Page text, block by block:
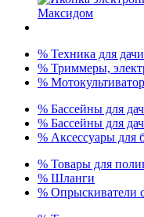
% Техника для дачи
% Триммеры,
%
% Бассейны для
% Бассейны для
% Аксессуары для
% Товары для
% Шланги
% Опрыскиватели